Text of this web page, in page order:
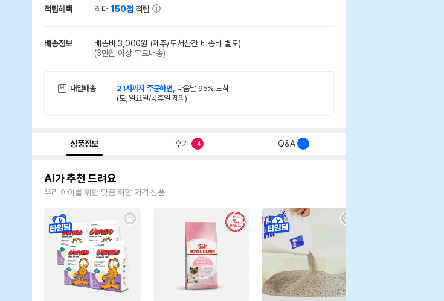
적립혜택 최대150점 적립
배송정보 배송비 3,000원 (제주/도서산간 배송비 별도)
(3만원 이상 무료배송)
내일배송 21시까지 주문하면, 다음날 95% 도착
(토, 일요일/공휴일 제외)
상품정보 후기 14 Q&A 1
Ai가 추천 드려요
우리 아이를 위한 맞춤 취향 저격 상품